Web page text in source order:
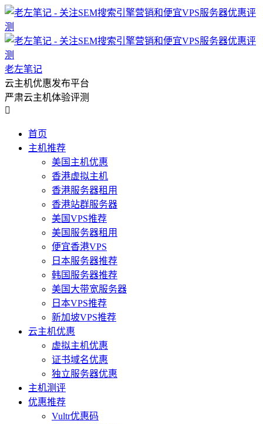
老左笔记
云主机优惠发布平台
严肃云主机体验评测

首页
主机推荐
美国主机优惠
香港虚拟主机
香港服务器租用
香港站群服务器
美国VPS推荐
美国服务器租用
便宜香港VPS
日本服务器推荐
韩国服务器推荐
美国大带宽服务器
日本VPS推荐
新加坡VPS推荐
云主机优惠
虚拟主机优惠
证书域名优惠
独立服务器优惠
主机测评
优惠推荐
Vultr优惠码